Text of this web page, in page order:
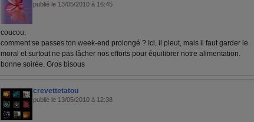
publié le 13/05/2010 à 16:45
coucou,
comment se passes ton week-end prolongé ? Ici, il pleut, mais il faut garder le
moral et surtout ne pas lâcher nos efforts pour équilibrer notre alimentation.
bonne soirée. Gros bisous
crevettetatou
publié le 13/05/2010 à 12:38